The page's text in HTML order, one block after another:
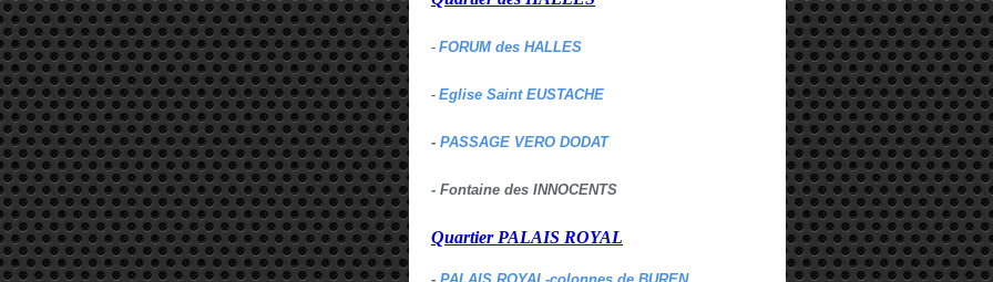
- FORUM des HALLES
- Eglise Saint EUSTACHE
- PASSAGE VERO DODAT
- Fontaine des INNOCENTS
Quartier PALAIS ROYAL